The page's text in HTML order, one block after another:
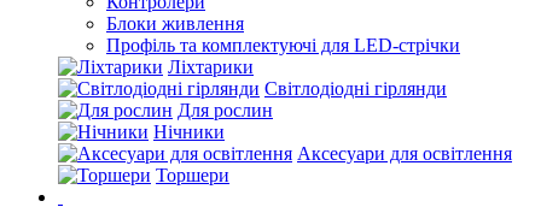
Блоки живлення
Профіль та комплектуючі для LED-стрічки
Ліхтарики
Світлодіодні гірлянди
Для рослин
Нічники
Аксесуари для освітлення
Торшери